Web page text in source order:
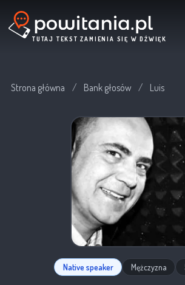
TUTAJ TEKST ZAMIENIA SIĘ W DŹWIĘK
Strona główna / Bank głosów / Luis
Native speaker Mężczyzna